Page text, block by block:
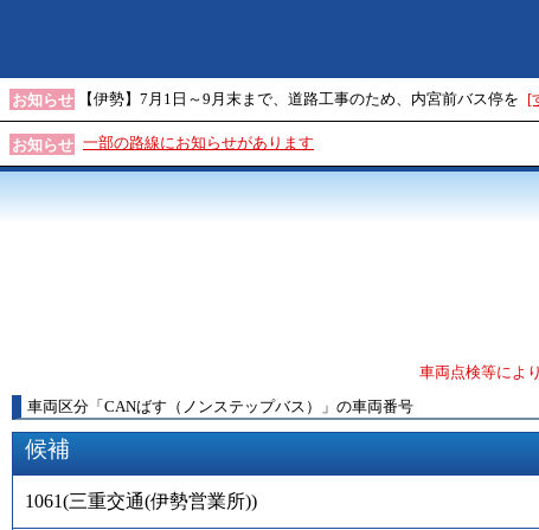
お知らせ 【伊勢】7月1日～9月末まで、道路工事のため、内宮前バス停を [
お知らせ 一部の路線にお知らせがあります
車両点検等によ
車両区分 「 CANばす（ノンステップバス） 」 の車両番号
候補
1061(三重交通(伊勢営業所))